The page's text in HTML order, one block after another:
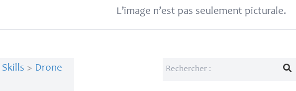
L’image n’est pas seulement picturale.
Skills > Drone